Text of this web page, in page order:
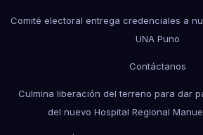
Comité electoral entrega credenciales a
UNA Puno
Contáctanos
Culmina liberación del terreno para dar
del nuevo Hospital Regional